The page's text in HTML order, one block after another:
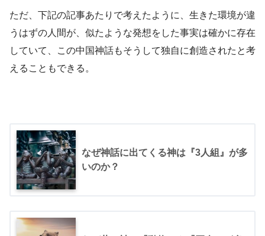
ただ、下記の記事あたりで考えたように、生きた環境が違
うはずの人間が、似たような発想をした事実は確かに存在
していて、この中国神話もそうして独自に創造されたと考
えることもできる。
なぜ神話に出てくる神は『3人組』が多
いのか？